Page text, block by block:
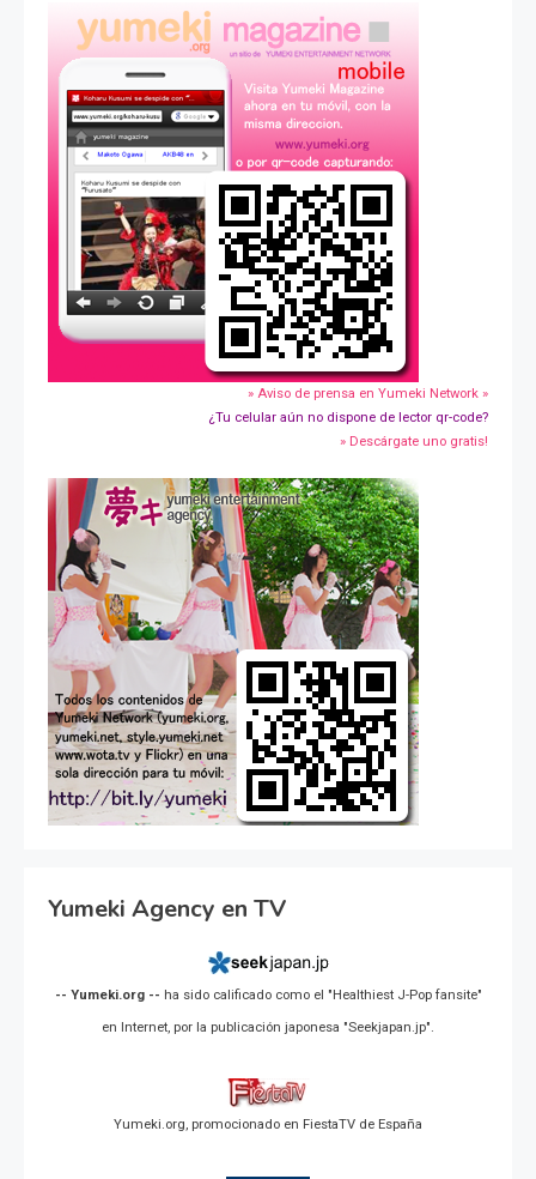
» Aviso de prensa en Yumeki Network »
¿Tu celular aún no dispone de lector qr-code?
» Descárgate uno gratis!
Yumeki Agency en TV
-- Yumeki.org -- ha sido calificado como el "Healthiest J-Pop fansite"
en Internet, por la publicación japonesa "Seekjapan.jp".
Yumeki.org, promocionado en FiestaTV de España